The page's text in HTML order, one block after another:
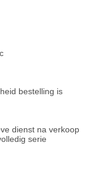
bestelling is
dienst na verkoop
serie